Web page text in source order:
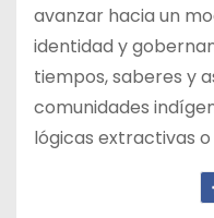
avanzar hacia un
identidad y
tiempos, saberes y
comunidades
lógicas extractivas o